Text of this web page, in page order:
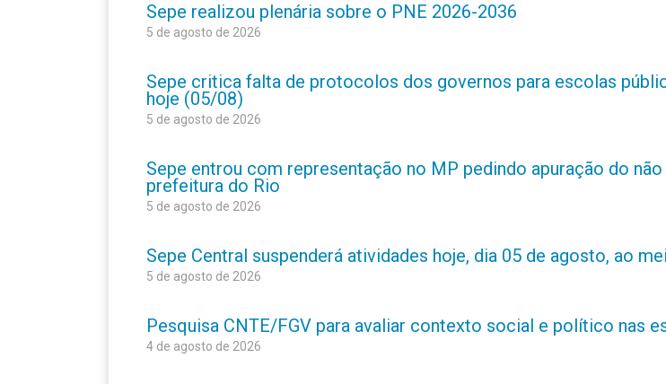
Sepe realizou plenária sobre o PNE 2026-2036
5 de agosto de 2026
Sepe critica falta de protocolos dos governos para escolas
hoje (05/08)
5 de agosto de 2026
Sepe entrou com representação no MP pedindo apuração do
prefeitura do Rio
5 de agosto de 2026
Sepe Central suspenderá atividades hoje, dia 05 de agosto, ao
5 de agosto de 2026
Pesquisa CNTE/FGV para avaliar contexto social e político nas
4 de agosto de 2026